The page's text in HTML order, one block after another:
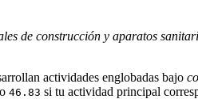
de construcción y aparatos
actividades englobadas bajo
46.83 si tu actividad principal